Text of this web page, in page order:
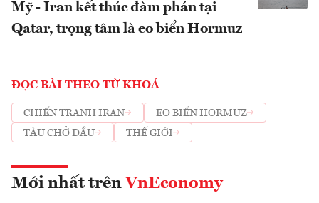
Mỹ - Iran kết thúc đàm phán tại
Qatar, trọng tâm là eo biển Hormuz
ĐỌC BÀI THEO TỪ KHOÁ
CHIẾN TRANH IRAN
EO BIỂN HORMUZ
TÀU CHỞ DẦU
THẾ GIỚI
Mới nhất trên VnEconomy